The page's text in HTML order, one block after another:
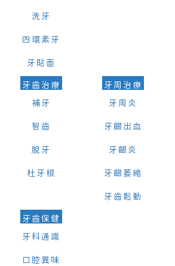
洗牙
四環素牙
牙貼面
牙齒治療
補牙
智齒
脫牙
杜牙根
牙周治療
牙周炎
牙齦出血
牙齦炎
牙齦萎縮
牙齒鬆動
牙齒保健
牙科通識
口腔異味